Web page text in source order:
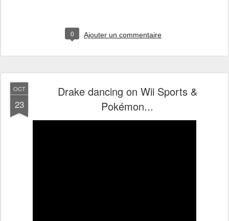
0 Ajouter un commentaire
OCT
23
Drake dancing on Wii Sports &
Pokémon...